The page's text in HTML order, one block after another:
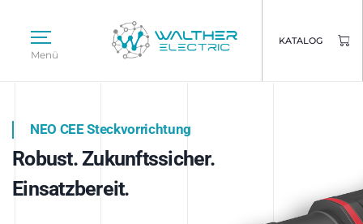
Menü
KATALOG
Intelligente Stromverteilung
NEO CEE Steckvorrichtung
Robust. Zukunftssicher.
Einsatzbereit.
Intelligenz trifft Energie.